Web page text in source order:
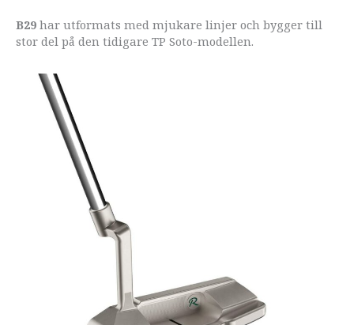
B29 har utformats med mjukare linjer och bygger till
stor del på den tidigare TP Soto-modellen.